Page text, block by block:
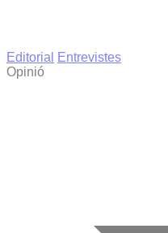
Editorial
Entrevistes
Opinió